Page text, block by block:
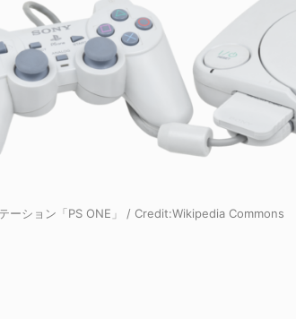
ーション「PS ONE」 / Credit:Wikipedia Commons